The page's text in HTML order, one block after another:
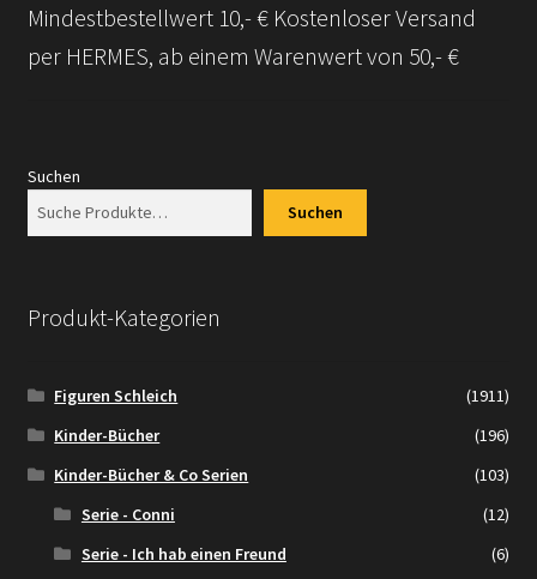
Versandarten
AGB
Widerrufsbelehrung
Versand + Wichtige Infos
Mindestbestellwert 10,- € Kostenloser Versand
per HERMES, ab einem Warenwert von 50,- €
Suchen
Suchen
Produkt-Kategorien
Figuren Schleich
(1911)
Kinder-Bücher
(196)
Kinder-Bücher & Co Serien
(103)
Serie - Conni
(12)
Serie - Ich hab einen Freund
(6)